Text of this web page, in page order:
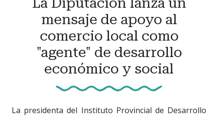
mensaje de apoyo al
comercio local como
"agente" de desarrollo
económico y social
La presidenta del Instituto Provincial de Desarrollo